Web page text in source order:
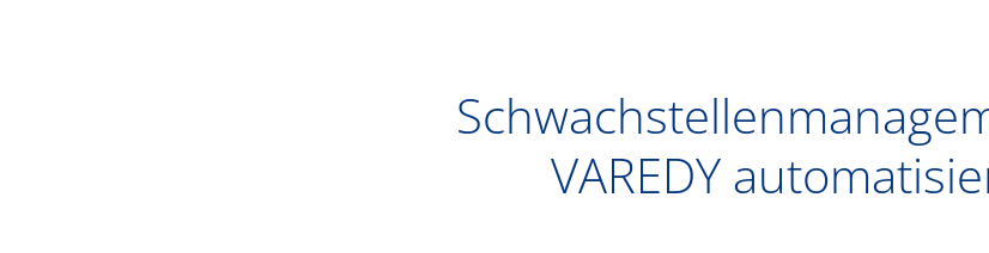
VAREDY